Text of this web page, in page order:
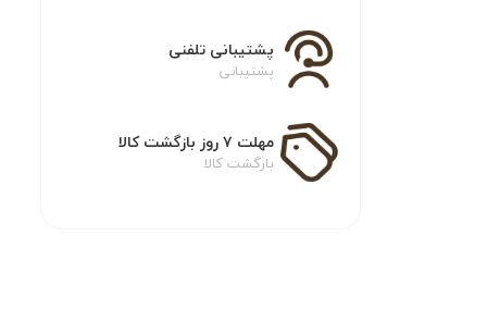
پشتیبانی تلفنی
پشتیبانی
مهلت ۷ روز بازگشت کالا
بازگشت کالا